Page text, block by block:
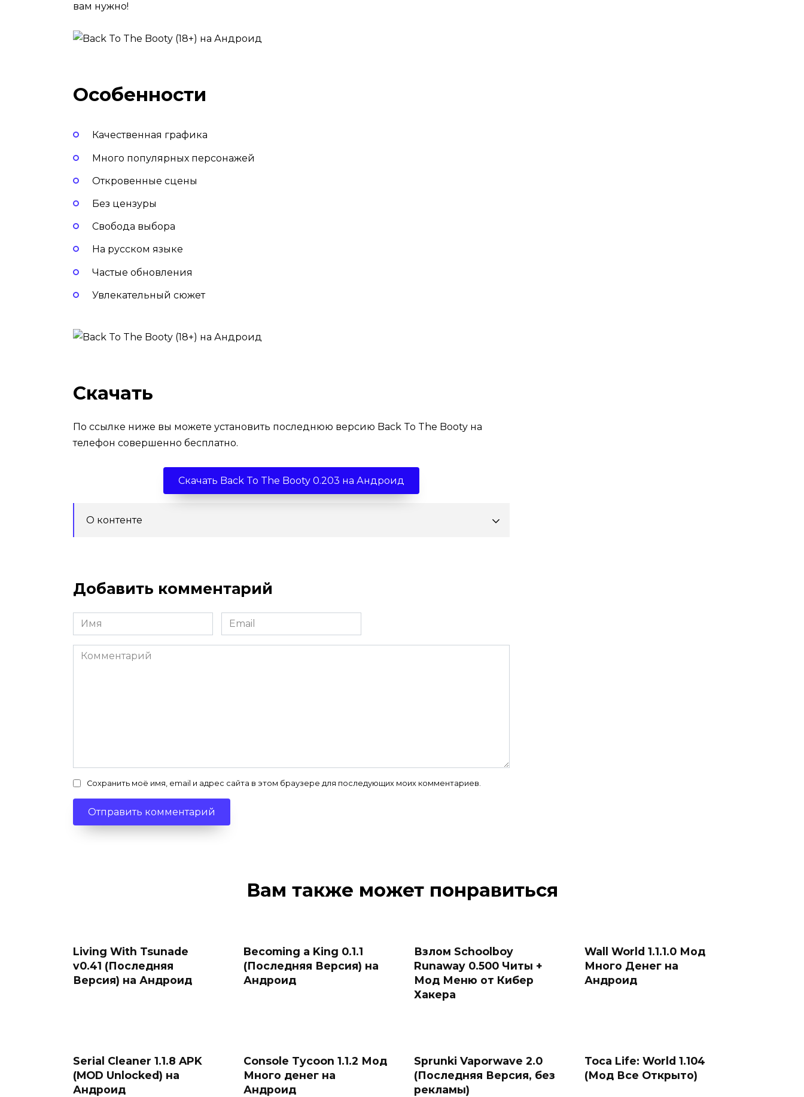
вам нужно!
Особенности
Качественная графика
Много популярных персонажей
Откровенные сцены
Без цензуры
Свобода выбора
На русском языке
Частые обновления
Увлекательный сюжет
Скачать
По ссылке ниже вы можете установить последнюю версию Back To The Booty на
телефон совершенно бесплатно.
Скачать Back To The Booty 0.203 на Андроид
О контенте
Добавить комментарий
Имя
*
Email
*
Комментарий
Сохранить моё имя, email и адрес сайта в этом браузере для последующих моих комментариев.
Вам также может понравиться
Living With Tsunade
v0.41 (Последняя
Версия) на Андроид
Becoming a King 0.1.1
(Последняя Версия) на
Андроид
Взлом Schoolboy
Runaway 0.500 Читы +
Мод Меню от Кибер
Хакера
Wall World 1.1.1.0 Мод
Много Денег на
Андроид
Serial Cleaner 1.1.8 APK
(MOD Unlocked) на
Андроид
Console Tycoon 1.1.2 Мод
Много денег на
Андроид
Sprunki Vaporwave 2.0
(Последняя Версия, без
рекламы)
Toca Life: World 1.104
(Мод Все Открыто)